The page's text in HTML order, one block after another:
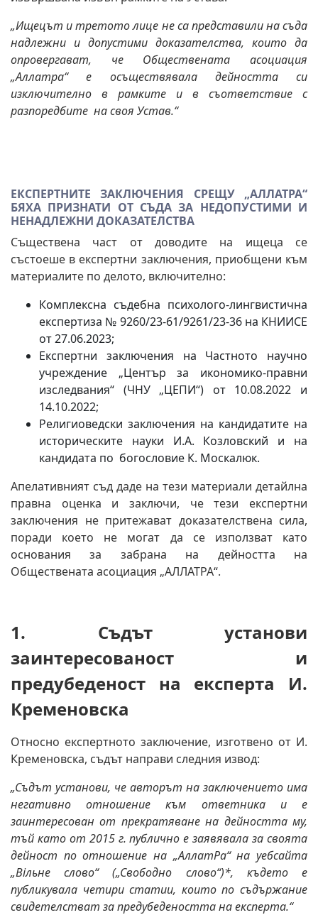
„Ищецът и третото лице не са представили на съда
надлежни и допустими доказателства, които да
опровергават, че Обществената асоциация
„Аллатра“ е осъществявала дейността си
изключително в рамките и в съответствие с
разпоредбите на своя Устав.“
ЕКСПЕРТНИТЕ ЗАКЛЮЧЕНИЯ СРЕЩУ „АЛЛАТРА“
БЯХА ПРИЗНАТИ ОТ СЪДА ЗА НЕДОПУСТИМИ И
НЕНАДЛЕЖНИ ДОКАЗАТЕЛСТВА
Съществена част от доводите на ищеца се
състоеше в експертни заключения, приобщени към
материалите по делото, включително:
Комплексна съдебна психолого-лингвистична
експертиза № 9260/23-61/9261/23-36 на КНИИСЕ
от 27.06.2023;
Експертни заключения на Частното научно
учреждение „Център за икономико-правни
изследвания“ (ЧНУ „ЦЕПИ“) от 10.08.2022 и
14.10.2022;
Религиоведски заключения на кандидатите на
историческите науки И.А. Козловский и на
кандидата по богословие К. Москалюк.
Апелативният съд даде на тези материали детайлна
правна оценка и заключи, че тези експертни
заключения не притежават доказателствена сила,
поради което не могат да се използват като
основания за забрана на дейността на
Обществената асоциация „АЛЛАТРА“.
1. Съдът установи
заинтересованост и
предубеденост на експерта И.
Кременовска
Относно експертното заключение, изготвено от И.
Кременовска, съдът направи следния извод:
„Съдът установи, че авторът на заключението има
негативно отношение към ответника и е
заинтересован от прекратяване на дейността му,
тъй като от 2015 г. публично е заявявала за своята
дейност по отношение на „АллатРа“ на уебсайта
„Вільне слово“ („Свободно слово“)*, където е
публикувала четири статии, които по съдържание
свидетелстват за предубедеността на експерта.“